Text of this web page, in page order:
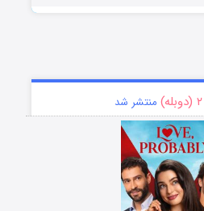
۲ (دوبله) منتشر شد